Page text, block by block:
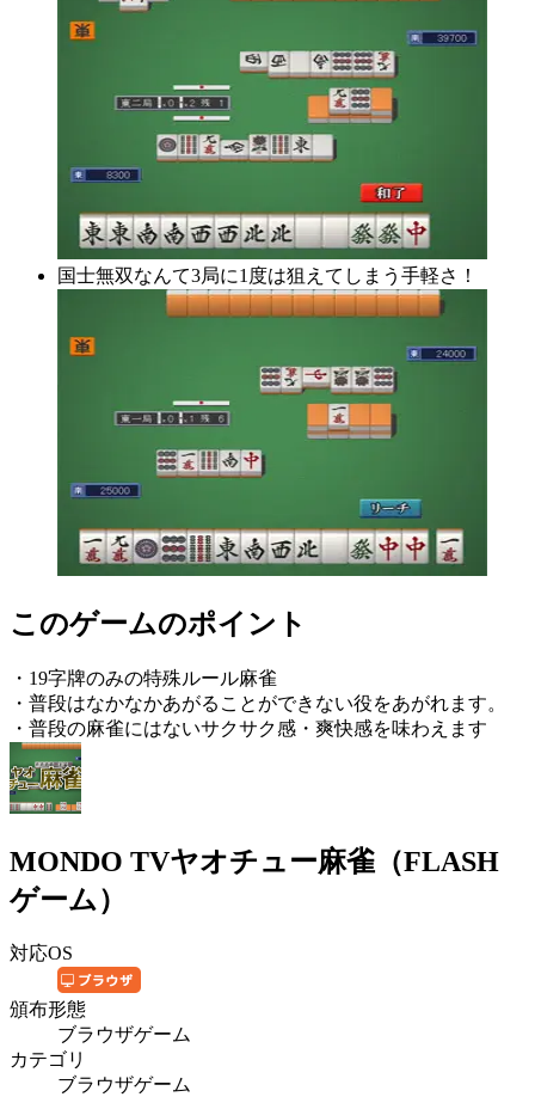
国士無双なんて3局に1度は狙えてしまう手軽さ！
このゲームのポイント
・19字牌のみの特殊ルール麻雀
・普段はなかなかあがることができない役をあがれます。
・普段の麻雀にはないサクサク感・爽快感を味わえます
MONDO TVヤオチュー麻雀（FLASH
ゲーム）
対応OS
頒布形態
ブラウザゲーム
カテゴリ
ブラウザゲーム